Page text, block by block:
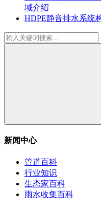
域介绍
HDPE静音排水系统
新闻中心
管道百科
行业知识
生态家百科
雨水收集百科